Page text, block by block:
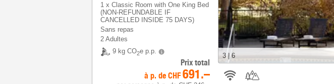
1 x Classic Room with One King Bed
(NON-REFUNDABLE IF
CANCELLED INSIDE 75 DAYS)
Sans repas
2 Adultes
9 kg CO2e p.p.
Prix total
à p. de CHF 691.–
3|6